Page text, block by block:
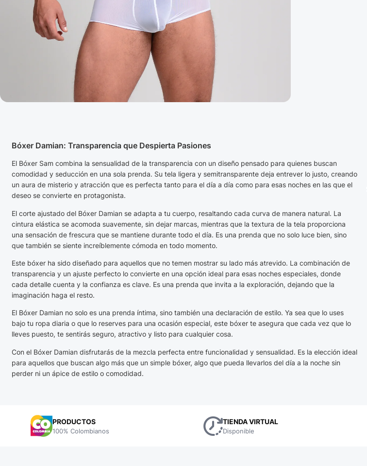
Bóxer Damian: Transparencia que Despierta Pasiones
El Bóxer Sam combina la sensualidad de la transparencia con un diseño pensado para quienes buscan
comodidad y seducción en una sola prenda. Su tela ligera y semitransparente deja entrever lo justo, creando
un aura de misterio y atracción que es perfecta tanto para el día a día como para esas noches en las que el
deseo se convierte en protagonista.
El corte ajustado del Bóxer Damian se adapta a tu cuerpo, resaltando cada curva de manera natural. La
cintura elástica se acomoda suavemente, sin dejar marcas, mientras que la textura de la tela proporciona
una sensación de frescura que se mantiene durante todo el día. Es una prenda que no solo luce bien, sino
que también se siente increíblemente cómoda en todo momento.
Este bóxer ha sido diseñado para aquellos que no temen mostrar su lado más atrevido. La combinación de
transparencia y un ajuste perfecto lo convierte en una opción ideal para esas noches especiales, donde
cada detalle cuenta y la confianza es clave. Es una prenda que invita a la exploración, dejando que la
imaginación haga el resto.
El Bóxer Damian no solo es una prenda íntima, sino también una declaración de estilo. Ya sea que lo uses
bajo tu ropa diaria o que lo reserves para una ocasión especial, este bóxer te asegura que cada vez que lo
lleves puesto, te sentirás seguro, atractivo y listo para cualquier cosa.
Con el Bóxer Damian disfrutarás de la mezcla perfecta entre funcionalidad y sensualidad. Es la elección ideal
para aquellos que buscan algo más que un simple bóxer, algo que pueda llevarlos del día a la noche sin
perder ni un ápice de estilo o comodidad.
PRODUCTOS
100% Colombianos
TIENDA VIRTUAL
Disponible